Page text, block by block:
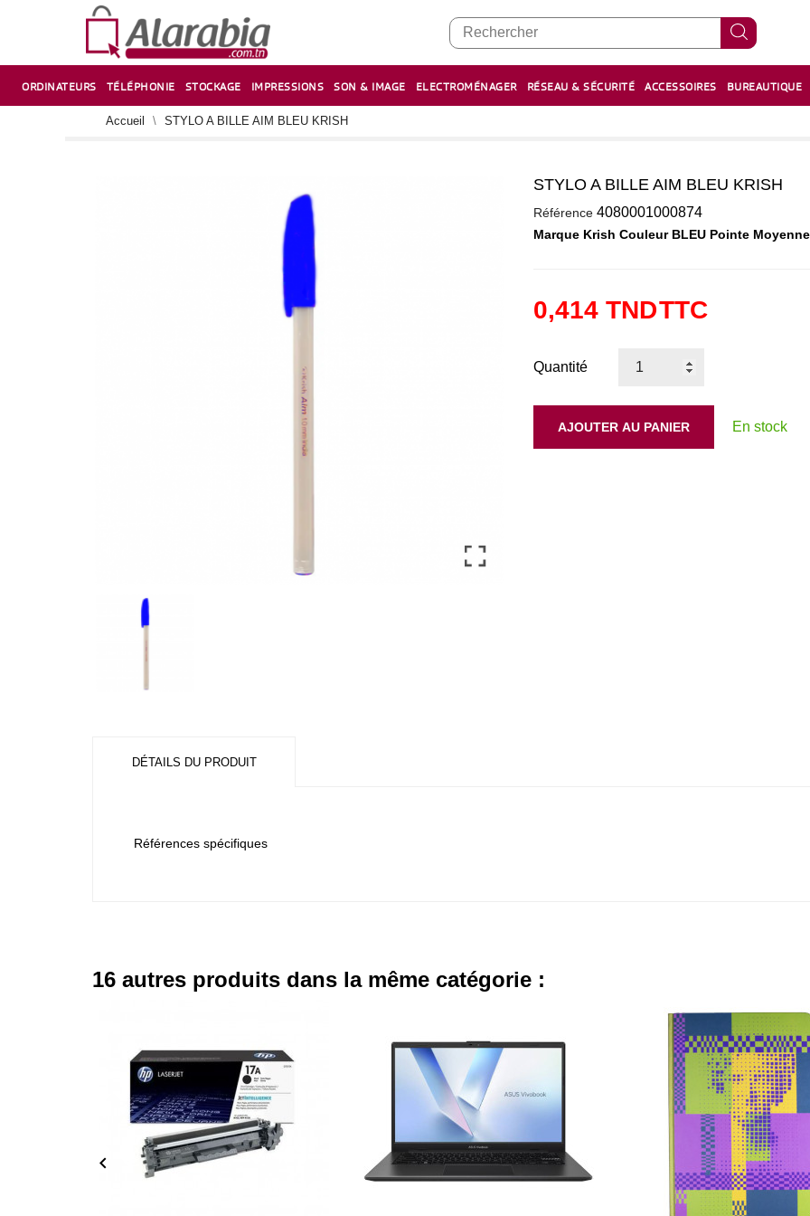
ORDINATEURS TÉLÉPHONIE STOCKAGE IMPRESSIONS SON & IMAGE ELECTROMÉNAGER RÉSEAU & SÉCURITÉ ACCESSOIRES BUREAUTIQUE
Accueil STYLO A BILLE AIM BLEU KRISH
STYLO A BILLE AIM BLEU KRISH
Référence 4080001000874
Marque Krish Couleur BLEU Pointe
0,414 TNDTTC
Quantité
AJOUTER AU PANIER En stock
DÉTAILS DU PRODUIT
Références spécifiques
16 autres produits dans la même catégorie :
